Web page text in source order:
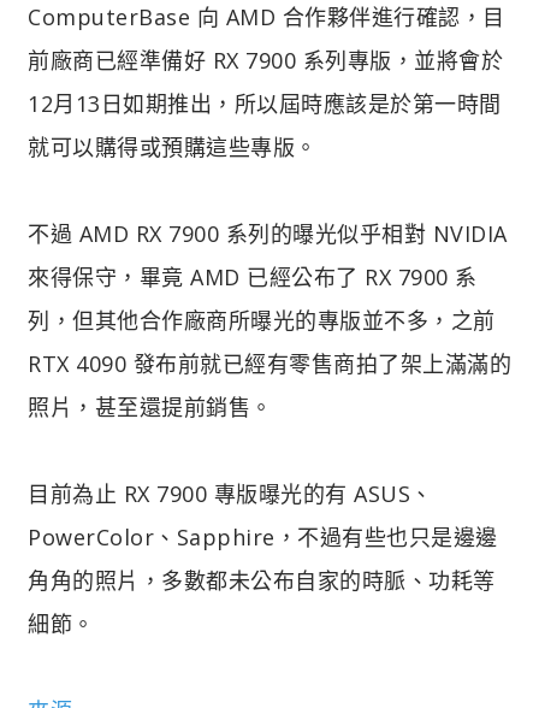
ComputerBase 向 AMD 合作夥伴進行確認，目
前廠商已經準備好 RX 7900 系列專版，並將會於
12月13日如期推出，所以屆時應該是於第一時間
就可以購得或預購這些專版。
不過 AMD RX 7900 系列的曝光似乎相對 NVIDIA
來得保守，畢竟 AMD 已經公布了 RX 7900 系
列，但其他合作廠商所曝光的專版並不多，之前
RTX 4090 發布前就已經有零售商拍了架上滿滿的
照片，甚至還提前銷售。
目前為止 RX 7900 專版曝光的有 ASUS、
PowerColor、Sapphire，不過有些也只是邊邊
角角的照片，多數都未公布自家的時脈、功耗等
細節。